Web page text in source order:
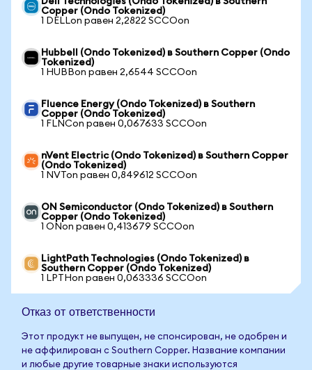
Copper (Ondo Tokenized)
1 DELLon равен 2,2822 SCCOon
Hubbell (Ondo Tokenized) в Southern Copper (Ondo
Tokenized)
1 HUBBon равен 2,6544 SCCOon
Fluence Energy (Ondo Tokenized) в Southern
Copper (Ondo Tokenized)
1 FLNCon равен 0,067633 SCCOon
nVent Electric (Ondo Tokenized) в Southern Copper
(Ondo Tokenized)
1 NVTon равен 0,849612 SCCOon
ON Semiconductor (Ondo Tokenized) в Southern
Copper (Ondo Tokenized)
1 ONon равен 0,413679 SCCOon
LightPath Technologies (Ondo Tokenized) в
Southern Copper (Ondo Tokenized)
1 LPTHon равен 0,063336 SCCOon
Отказ от ответственности
Этот продукт не выпущен, не спонсирован, не одобрен и
не аффилирован с Southern Copper. Название компании
и любые другие товарные знаки используются